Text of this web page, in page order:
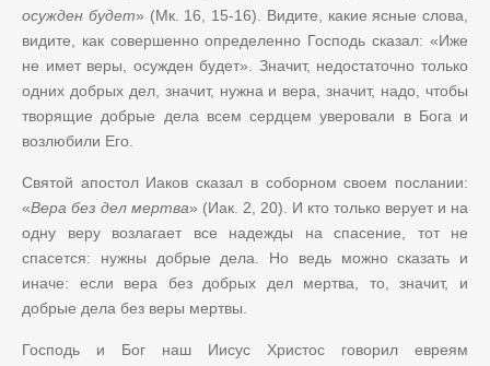
осужден будет» (Мк. 16, 15-16). Видите, какие ясные слова,
видите, как совершенно определенно Господь сказал: «Иже
не имет веры, осужден будет». Значит, недостаточно только
одних добрых дел, значит, нужна и вера, значит, надо, чтобы
творящие добрые дела всем сердцем уверовали в Бога и
возлюбили Его.
Святой апостол Иаков сказал в соборном своем послании:
«Вера без дел мертва» (Иак. 2, 20). И кто только верует и на
одну веру возлагает все надежды на спасение, тот не
спасется: нужны добрые дела. Но ведь можно сказать и
иначе: если вера без добрых дел мертва, то, значит, и
добрые дела без веры мертвы.
Господь и Бог наш Иисус Христос говорил евреям